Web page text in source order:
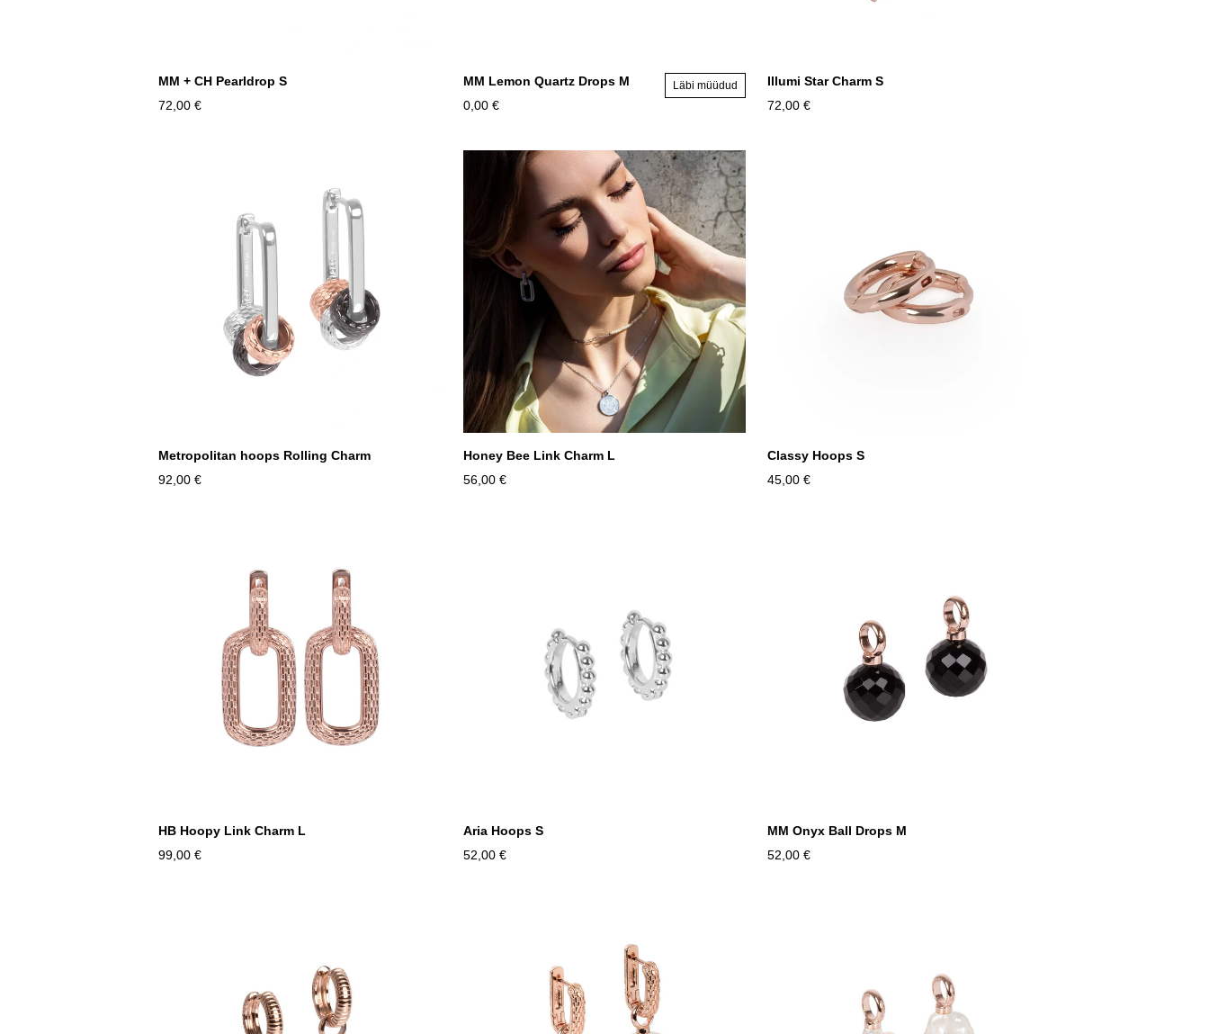
MM + CH Pearldrop S
72,00 €
MM Lemon Quartz Drops M
0,00 €
Läbi müüdud
Illumi Star Charm S
72,00 €
Metropolitan hoops Rolling Charm
92,00 €
Honey Bee Link Charm L
56,00 €
Classy Hoops S
45,00 €
HB Hoopy Link Charm L
99,00 €
Aria Hoops S
52,00 €
MM Onyx Ball Drops M
52,00 €